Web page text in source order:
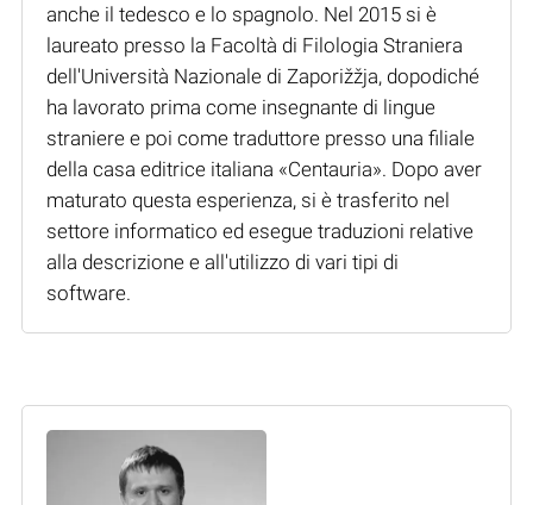
anche il tedesco e lo spagnolo. Nel 2015 si è
laureato presso la Facoltà di Filologia Straniera
dell'Università Nazionale di Zaporižžja, dopodiché
ha lavorato prima come insegnante di lingue
straniere e poi come traduttore presso una filiale
della casa editrice italiana «Centauria». Dopo aver
maturato questa esperienza, si è trasferito nel
settore informatico ed esegue traduzioni relative
alla descrizione e all'utilizzo di vari tipi di
software.